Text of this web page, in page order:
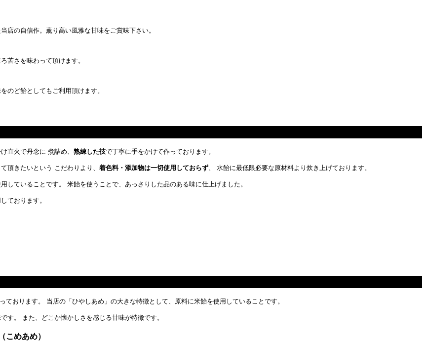
店の自信作。薫り高い風雅な甘味をご賞味下さい。
苦さを味わって頂けます。
のど飴としてもご利用頂けます。
直火で丹念に 煮詰め、 熟練した技で丁寧に手をかけて作っております。
頂きたいという こだわりより、 着色料・添加物は一切使用しておらず 、 水飴に最低限必要な原材料より炊き上げております。
していることです。 米飴を使うことで、あっさりした品のある味に仕上げました。
ております。
おります。 当店の「ひやしあめ」の大きな特徴として、原料に米飴を使用していることです。
す。 また、どこか懐かしさを感じる甘味が特徴です。
こめあめ）